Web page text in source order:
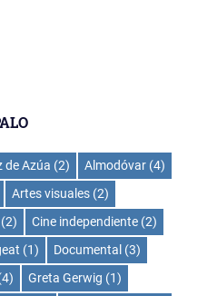
de Azúa (2) Almodóvar (4)
Artes visuales (2)
(2) Cine independiente (2)
(1) Documental (3)
Greta Gerwig (1)